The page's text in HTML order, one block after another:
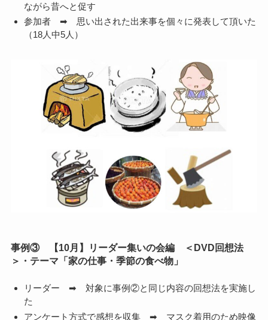
ながら昔へと促す
参加者 ➡ 思い出された出来事を個々に発表して頂いた
（18人中5人）
事例③ 【10月】リーダー集いの会編 ＜DVD回想法
＞・テーマ「家の仕事・季節の食べ物」
リーダー ➡ 対象に事例②と同じ内容の回想法を実施し
た
アンケート方式で感想を収集 ➡ マスク着用のため映像